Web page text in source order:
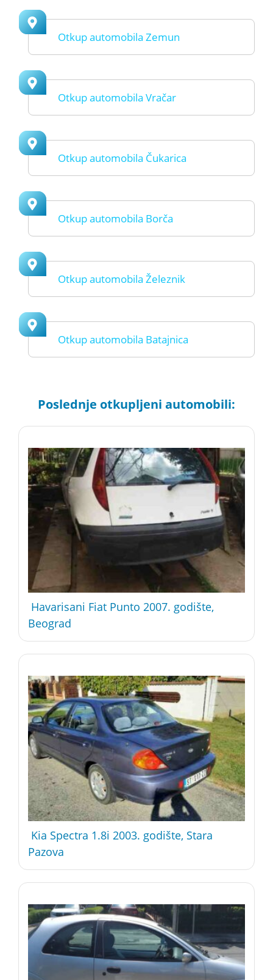
Otkup automobila Zemun
Otkup automobila Vračar
Otkup automobila Čukarica
Otkup automobila Borča
Otkup automobila Železnik
Otkup automobila Batajnica
Poslednje otkupljeni automobili:
Havarisani Fiat Punto 2007. godište,
Beograd
Kia Spectra 1.8i 2003. godište, Stara
Pazova